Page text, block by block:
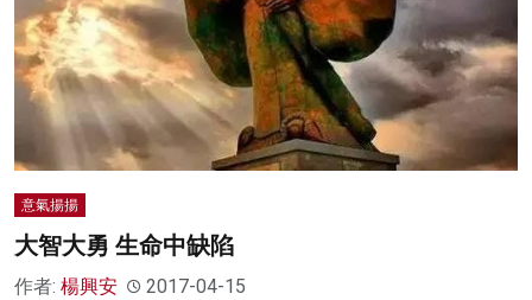
影片
名家榜
灼見活動
關於我們
意氣揚揚
大智大勇 生命中缺陷
作者: 楊興安 2017-04-15